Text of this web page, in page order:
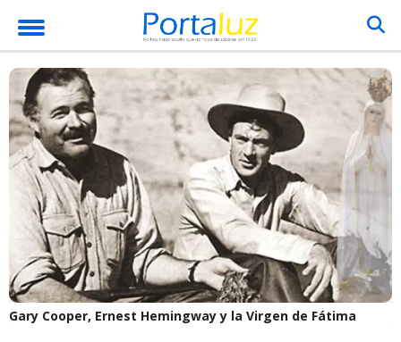
Gary Cooper, Ernest Hemingway y la Virgen de Fátima